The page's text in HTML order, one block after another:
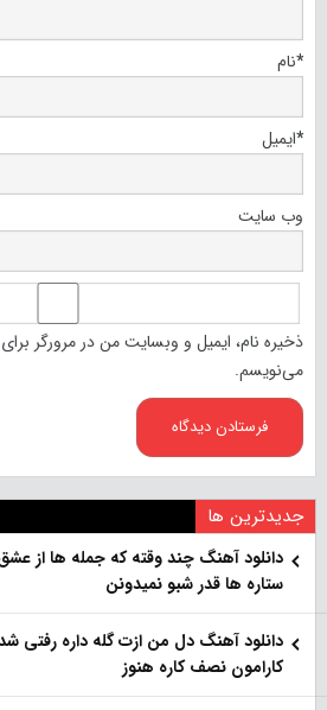
نام*
ایمیل*
وب‌ سایت
ذخیره نام، ایمیل و وبسایت من در مرورگر
می‌نویسم.
جدیدترین ها
دانلود آهنگ چند وقته که جمله ها از
ستاره ها قدر شبو نمیدونن
دانلود آهنگ دل من ازت گله داره رفتی
کارامون نصف کاره هنوز